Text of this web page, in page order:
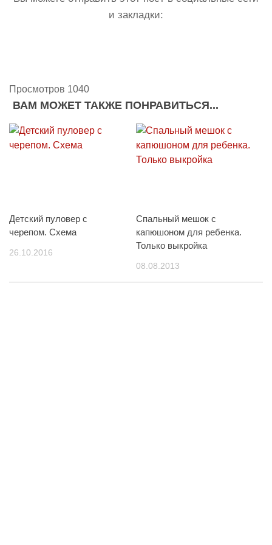
и закладки:
Просмотров 1040
ВАМ МОЖЕТ ТАКЖЕ ПОНРАВИТЬСЯ...
Детский пуловер с
черепом. Схема
26.10.2016
Спальный мешок с
капюшоном для ребенка.
Только выкройка
08.08.2013